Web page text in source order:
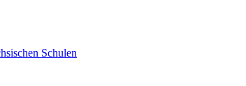
Schulen